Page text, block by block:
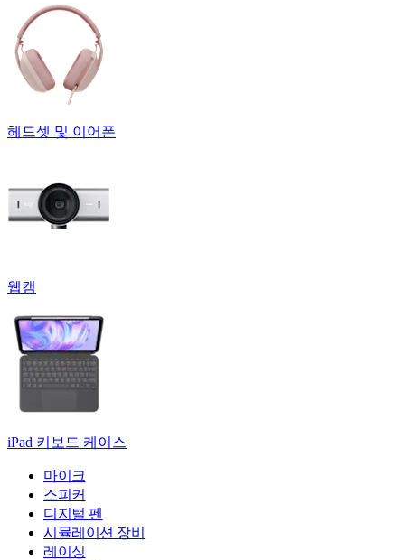
헤드셋 및 이어폰
웹캠
iPad 키보드 케이스
마이크
스피커
디지털 펜
시뮬레이션 장비
레이싱